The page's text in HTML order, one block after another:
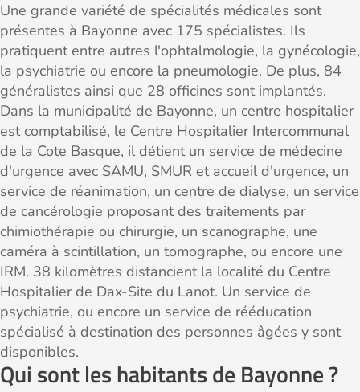
Une grande variété de spécialités médicales sont
présentes à Bayonne avec 175 spécialistes. Ils
pratiquent entre autres l'ophtalmologie, la gynécologie,
la psychiatrie ou encore la pneumologie. De plus, 84
généralistes ainsi que 28 officines sont implantés.
Dans la municipalité de Bayonne, un centre hospitalier
est comptabilisé, le Centre Hospitalier Intercommunal
de la Cote Basque, il détient un service de médecine
d'urgence avec SAMU, SMUR et accueil d'urgence, un
service de réanimation, un centre de dialyse, un service
de cancérologie proposant des traitements par
chimiothérapie ou chirurgie, un scanographe, une
caméra à scintillation, un tomographe, ou encore une
IRM. 38 kilomètres distancient la localité du Centre
Hospitalier de Dax-Site du Lanot. Un service de
psychiatrie, ou encore un service de rééducation
spécialisé à destination des personnes âgées y sont
disponibles.
Qui sont les habitants de Bayonne ?